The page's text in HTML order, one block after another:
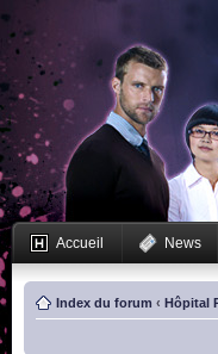
Accueil News
Index du forum ‹ Hôpital